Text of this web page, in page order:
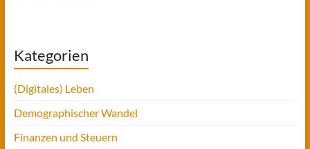
Kategorien
(Digitales) Leben
Demographischer Wandel
Finanzen und Steuern